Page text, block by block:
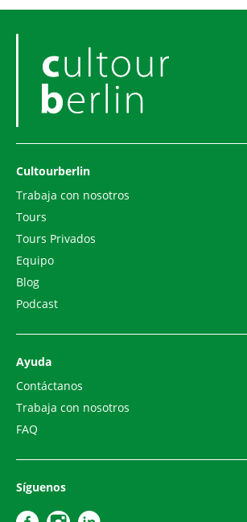
Cultourberlin
Trabaja con nosotros
Tours
Tours Privados
Equipo
Blog
Podcast
Ayuda
Contáctanos
Trabaja con nosotros
FAQ
Síguenos